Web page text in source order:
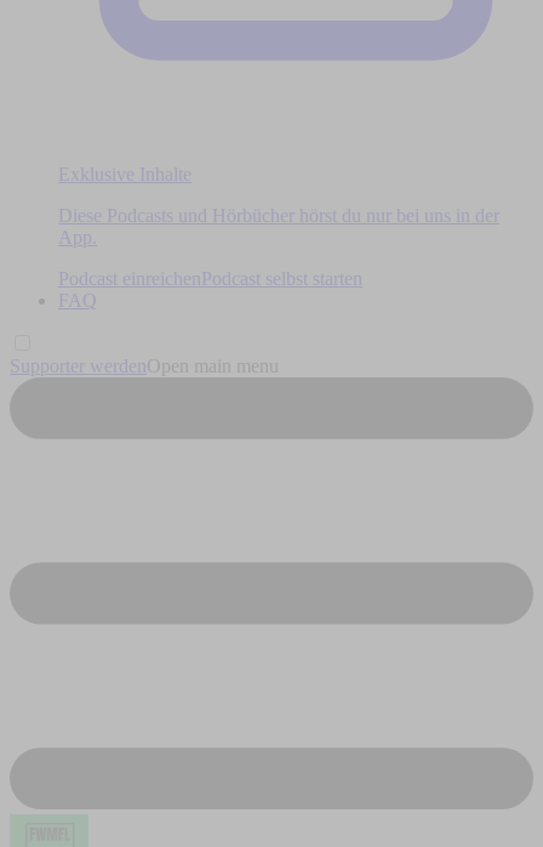
Exklusive Inhalte
Diese Podcasts und Hörbücher hörst du nur bei uns in der
App.
Podcast einreichen
Podcast selbst starten
FAQ
Supporter werden Open main menu